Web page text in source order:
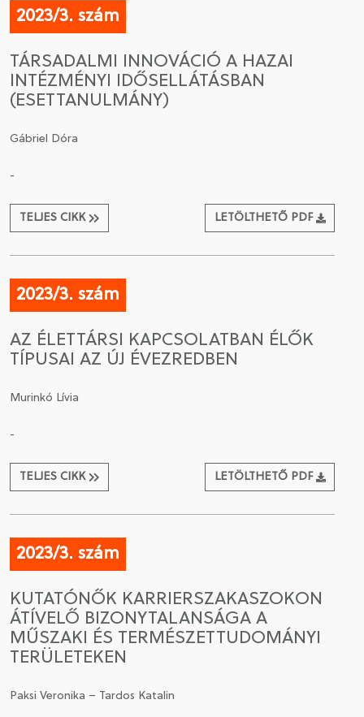
2023/3. szám
TÁRSADALMI INNOVÁCIÓ A HAZAI
INTÉZMÉNYI IDŐSELLÁTÁSBAN
(ESETTANULMÁNY)
Gábriel Dóra
-
TELJES CIKK LETÖLTHETŐ PDF
2023/3. szám
AZ ÉLETTÁRSI KAPCSOLATBAN ÉLŐK
TÍPUSAI AZ ÚJ ÉVEZREDBEN
Murinkó Lívia
-
TELJES CIKK LETÖLTHETŐ PDF
2023/3. szám
KUTATÓNŐK KARRIERSZAKASZOKON
ÁTÍVELŐ BIZONYTALANSÁGA A
MŰSZAKI ÉS TERMÉSZETTUDOMÁNYI
TERÜLETEKEN
Paksi Veronika – Tardos Katalin